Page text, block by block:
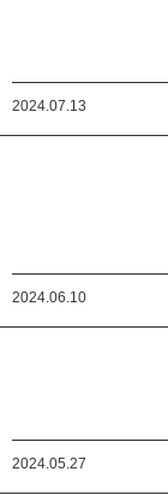
2024.07.13
2024.06.10
2024.05.27